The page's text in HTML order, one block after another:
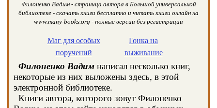
Филоненко Вадим - страница автора в Большой универсальной
библиотеке - скачать книги бесплатно и читать книги онлайн на
www.many-books.org - полные версии без регистрации
Маг для особых
поручений
Гонка на
выживание
Филоненко Вадим написал несколько книг,
некоторые из них выложены здесь, в этой
электронной библиотеке.
Книги автора, которого зовут Филоненко